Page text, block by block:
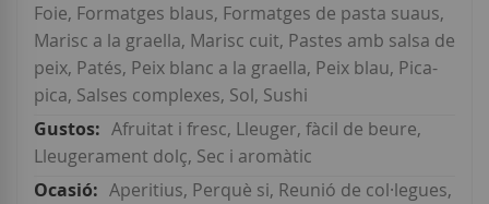
Foie, Formatges blaus, Formatges de pasta suaus,
Marisc a la graella, Marisc cuit, Pastes amb salsa de
peix, Patés, Peix blanc a la graella, Peix blau, Pica-
pica, Salses complexes, Sol, Sushi
Afruitat i fresc, Lleuger, fàcil de beure,
Lleugerament dolç, Sec i aromàtic
Aperitius, Perquè si, Reunió de col·legues,